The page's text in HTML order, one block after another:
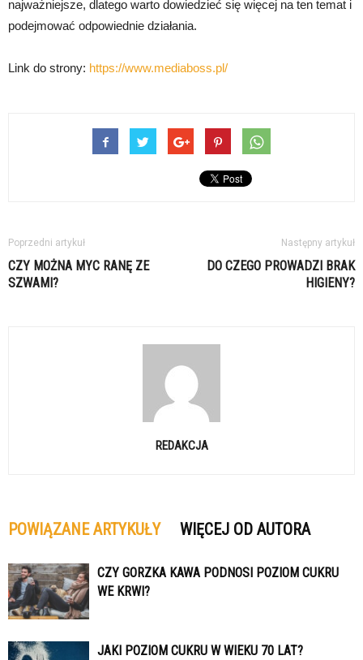
najważniejsze, dlatego warto dowiedzieć się więcej na ten temat i
podejmować odpowiednie działania.
Link do strony: https://www.mediaboss.pl/
Poprzedni artykuł
CZY MOŻNA MYC RANĘ ZE
SZWAMI?
Następny artykuł
DO CZEGO PROWADZI BRAK
HIGIENY?
REDAKCJA
POWIĄZANE ARTYKUŁY WIĘCEJ OD AUTORA
CZY GORZKA KAWA PODNOSI POZIOM CUKRU
WE KRWI?
JAKI POZIOM CUKRU W WIEKU 70 LAT?